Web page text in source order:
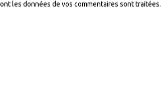
les données de vos commentaires sont traitées.